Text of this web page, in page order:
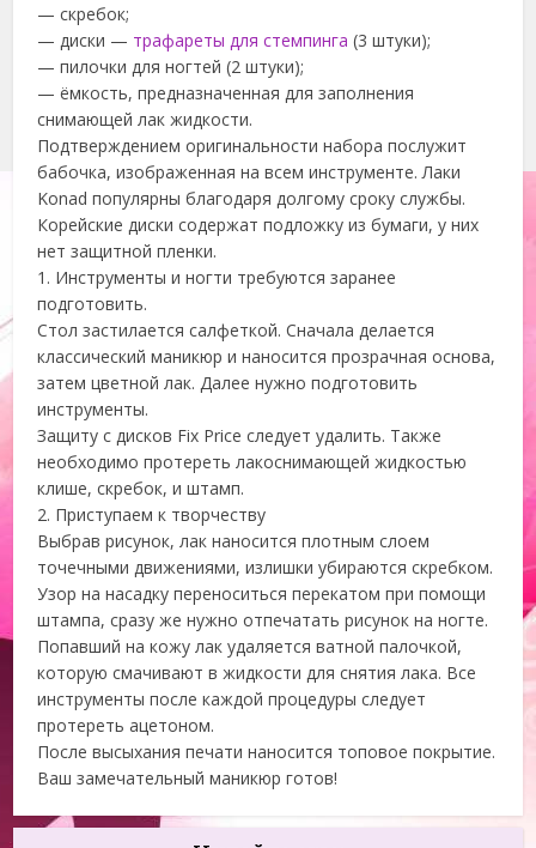
— скребок;
— диски — трафареты для стемпинга (3 штуки);
— пилочки для ногтей (2 штуки);
— ёмкость, предназначенная для заполнения
снимающей лак жидкости.
Подтверждением оригинальности набора послужит
бабочка, изображенная на всем инструменте. Лаки
Konad популярны благодаря долгому сроку службы.
Корейские диски содержат подложку из бумаги, у них
нет защитной пленки.
1. Инструменты и ногти требуются заранее
подготовить.
Стол застилается салфеткой. Сначала делается
классический маникюр и наносится прозрачная основа,
затем цветной лак. Далее нужно подготовить
инструменты.
Защиту с дисков Fix Price следует удалить. Также
необходимо протереть лакоснимающей жидкостью
клише, скребок, и штамп.
2. Приступаем к творчеству
Выбрав рисунок, лак наносится плотным слоем
точечными движениями, излишки убираются скребком.
Узор на насадку переноситься перекатом при помощи
штампа, сразу же нужно отпечатать рисунок на ногте.
Попавший на кожу лак удаляется ватной палочкой,
которую смачивают в жидкости для снятия лака. Все
инструменты после каждой процедуры следует
протереть ацетоном.
После высыхания печати наносится топовое покрытие.
Ваш замечательный маникюр готов!